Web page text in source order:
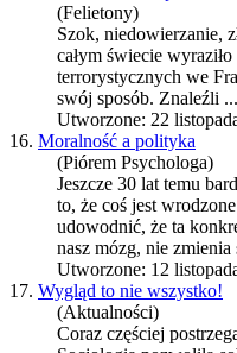
(Felietony)
Szok, niedowierzanie,
całym świecie
terrorystycznych we
swój sposób. Znaleźli ...
Utworzone: 22
16. Moralność a polityka
(Piórem Psychologa)
Jeszcze 30 lat temu
to, że coś jest
udowodnić, że ta
nasz mózg, nie zmienia
Utworzone: 12
17. Wygląd to nie wszystko!
(Aktualności)
Coraz częściej